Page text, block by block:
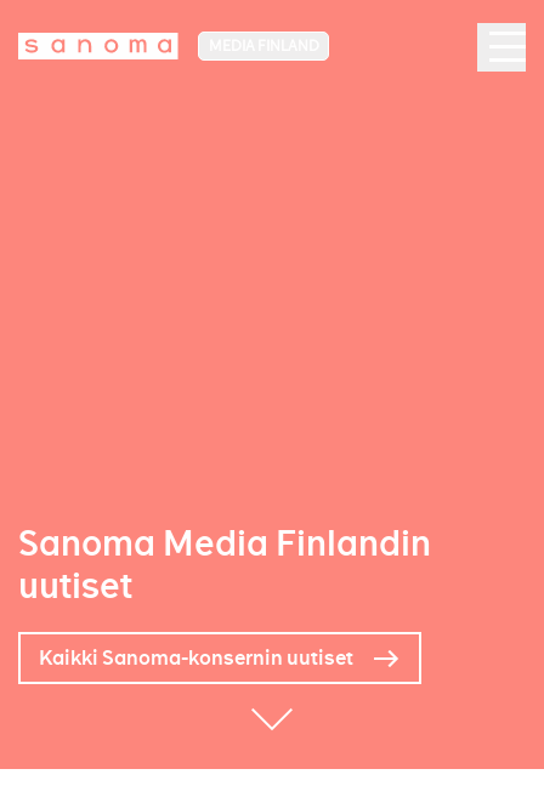
Sanoma Media Finlandin
uutiset
Kaikki Sanoma-konsernin uutiset